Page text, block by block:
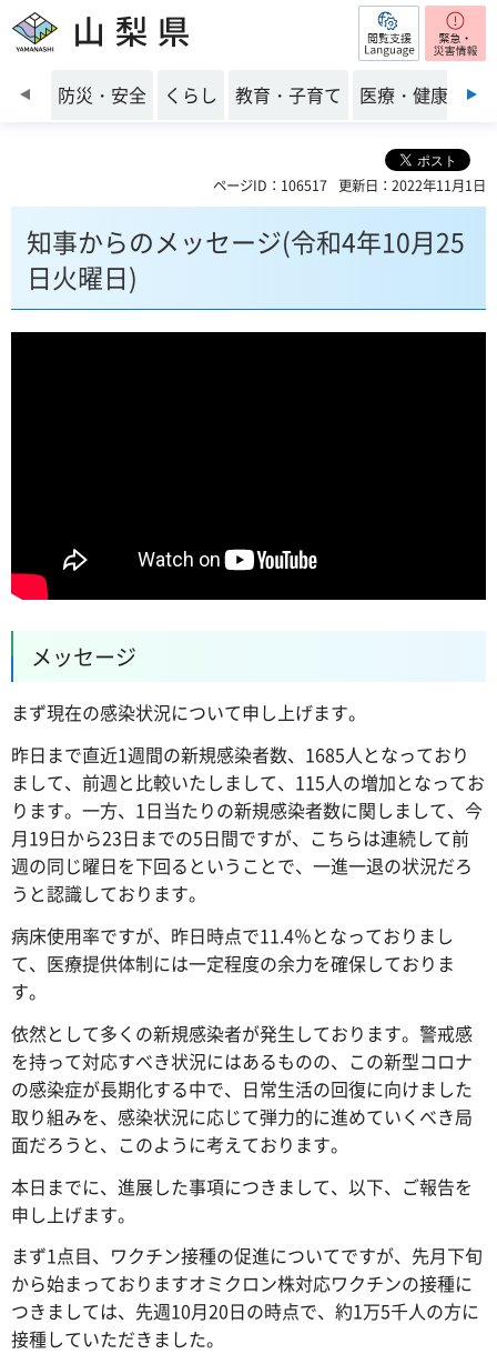
山梨県 閲覧支援
前のスライドを表示
防災・安全 くらし 教育・子育て 医療・健康・福
ページID：106517 更新日：2022年11月1日
知事からのメッセージ(令和4年10月25
日火曜日)
メッセージ
まず現在の感染状況について申し上げます。
昨日まで直近1週間の新規感染者数、1685人となっており
まして、前週と比較いたしまして、115人の増加となってお
ります。一方、1日当たりの新規感染者数に関しまして、今
月19日から23日までの5日間ですが、こちらは連続して前
週の同じ曜日を下回るということで、一進一退の状況だろ
うと認識しております。
病床使用率ですが、昨日時点で11.4％となっておりまし
て、医療提供体制には一定程度の余力を確保しておりま
す。
依然として多くの新規感染者が発生しております。警戒感
を持って対応すべき状況にはあるものの、この新型コロナ
の感染症が長期化する中で、日常生活の回復に向けました
取り組みを、感染状況に応じて弾力的に進めていくべき局
面だろうと、このように考えております。
本日までに、進展した事項につきまして、以下、ご報告を
申し上げます。
まず1点目、ワクチン接種の促進についてですが、先月下旬
から始まっておりますオミクロン株対応ワクチンの接種に
つきましては、先週10月20日の時点で、約1万5千人の方に
接種していただきました。